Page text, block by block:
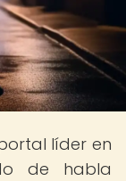
líder en
de habla